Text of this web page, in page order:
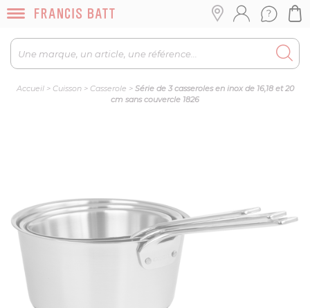
Accueil> Cuisson> Casserole > Série de 3 casseroles en inox de 16,18 et 20
cm sans couvercle 1826